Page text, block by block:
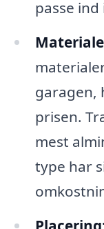
passe
garagen,
prisen.
mest
type har